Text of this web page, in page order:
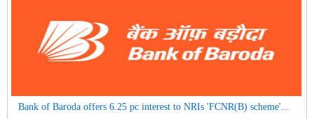
Bank of Baroda offers 6.25 pc interest to NRIs 'FCNR(B) scheme'...